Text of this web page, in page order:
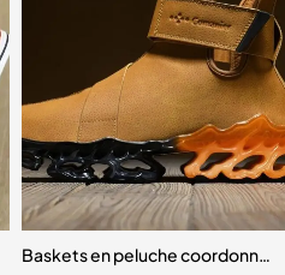
Femme
Baskets en peluche